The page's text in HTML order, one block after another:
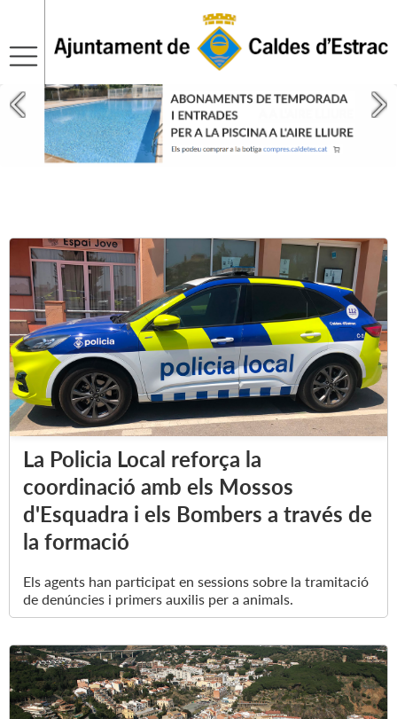
La Policia Local reforça la
coordinació amb els Mossos
d'Esquadra i els Bombers a través de
la formació
Els agents han participat en sessions sobre la tramitació
de denúncies i primers auxilis per a animals.